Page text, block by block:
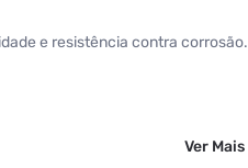
e resistência contra
Ver Mais